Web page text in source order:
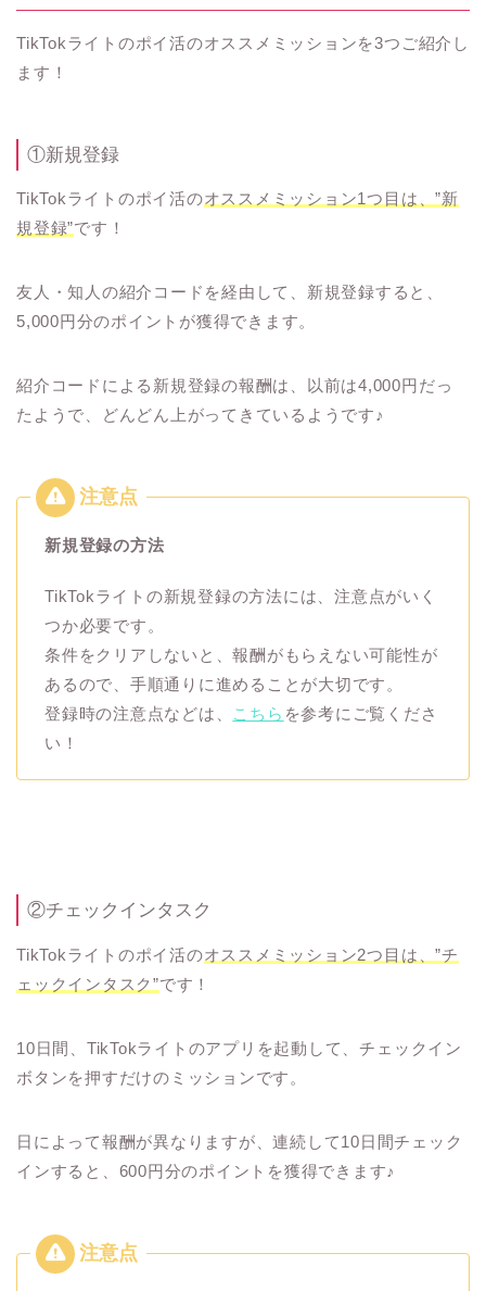
TikTokライトのポイ活のオススメミッションを3つご紹介し
ます！
①新規登録
TikTokライトのポイ活のオススメミッション1つ目は、”新
規登録”です！
友人・知人の紹介コードを経由して、新規登録すると、
5,000円分のポイントが獲得できます。
紹介コードによる新規登録の報酬は、以前は4,000円だっ
たようで、どんどん上がってきているようです♪
新規登録の方法
TikTokライトの新規登録の方法には、注意点がいく
つか必要です。
条件をクリアしないと、報酬がもらえない可能性が
あるので、手順通りに進めることが大切です。
登録時の注意点などは、 こちら を参考にご覧くださ
い！
②チェックインタスク
TikTokライトのポイ活のオススメミッション2つ目は、”チ
ェックインタスク”です！
10日間、TikTokライトのアプリを起動して、チェックイン
ボタンを押すだけのミッションです。
日によって報酬が異なりますが、連続して10日間チェック
インすると、600円分のポイントを獲得できます♪